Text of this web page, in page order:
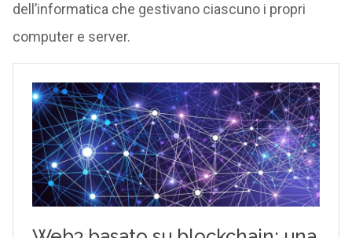
dell’informatica che gestivano ciascuno i propri
computer e server.